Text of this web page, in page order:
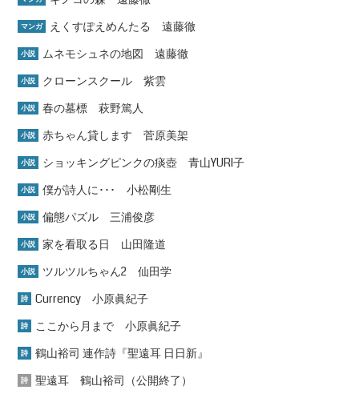
マンガ えくすぽえめんたる 遠藤徹
小説 ムネモシュネの地図 遠藤徹
小説 クローンスクール 紫雲
小説 春の墓標 萩野篤人
小説 赤ちゃん貸します 菅原美架
小説 ショッキングピンクの痰壺 青山YURI子
小説 僕が詩人に･･･ 小松剛生
小説 偏態パズル 三浦俊彦
小説 家を看取る日 山田隆道
小説 ツルツルちゃん2 仙田学
詩 Currency 小原眞紀子
詩 ここから月まで 小原眞紀子
詩 鶴山裕司 連作詩『聖遠耳 日日新』
詩 聖遠耳 鶴山裕司（公開終了）